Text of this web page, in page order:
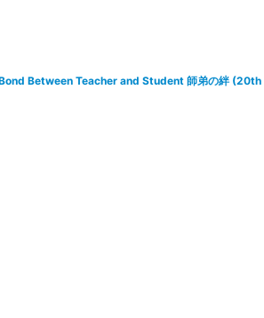
Between Teacher and Student 師弟の絆 (20th